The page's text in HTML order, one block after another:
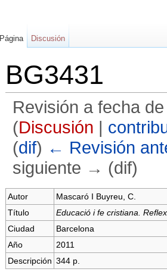
BG3431
Revisión a fecha
(Discusión |
(dif) ← Revisión
siguiente → (dif)
Autor
Mascaró I Buyreu, C.
Título
Educació i fe cristiana.
Ciudad
Barcelona
Año
2011
Descripción 344 p.
Página Discusión